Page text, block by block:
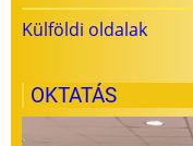
Külföldi oldalak
OKTATÁS